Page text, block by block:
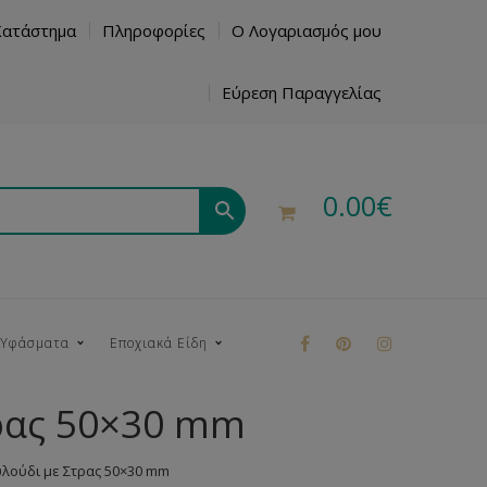
Πληροφορίες Ο Λογαριασμός μου
Εύρεση Παραγγελίας
0.00€
Εποχιακά Είδη
50×30 mm
με Στρας 50×30 mm